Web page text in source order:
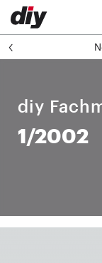
diy
1/2002